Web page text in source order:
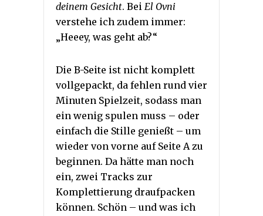
deinem Gesicht. Bei El Ovni
verstehe ich zudem immer:
„Heeey, was geht ab?“
Die B-Seite ist nicht komplett
vollgepackt, da fehlen rund vier
Minuten Spielzeit, sodass man
ein wenig spulen muss – oder
einfach die Stille genießt – um
wieder von vorne auf Seite A zu
beginnen. Da hätte man noch
ein, zwei Tracks zur
Komplettierung draufpacken
können. Schön – und was ich